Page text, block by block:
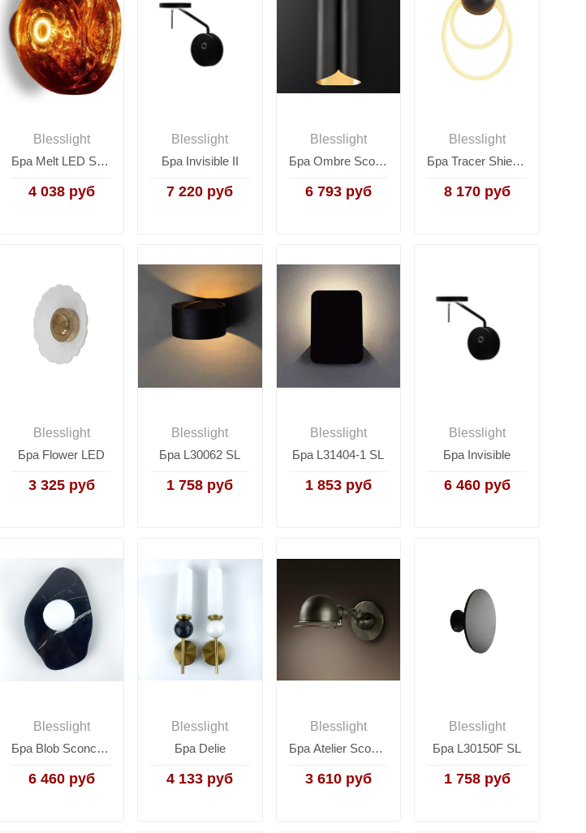
Blesslight
Бра Melt LED Surface
4 038 руб
Blesslight
Бра Invisible II
7 220 руб
Blesslight
Бра Ombre Sconce H35
6 793 руб
Blesslight
Бра Tracer Shield Sconce 2.1
8 170 руб
Blesslight
Бра Flower LED
3 325 руб
Blesslight
Бра L30062 SL
1 758 руб
Blesslight
Бра L31404-1 SL
1 853 руб
Blesslight
Бра Invisible
6 460 руб
Blesslight
Бра Blob Sconce C
6 460 руб
Blesslight
Бра Delie
4 133 руб
Blesslight
Бра Atelier Sconce SL
3 610 руб
Blesslight
Бра L30150F SL
1 758 руб